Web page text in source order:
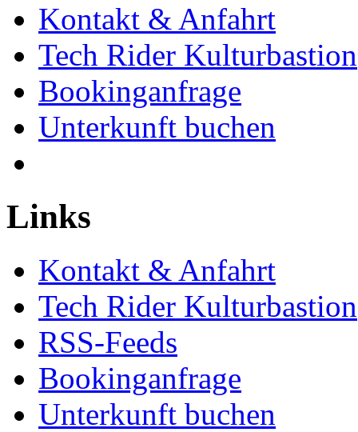
Kontakt & Anfahrt
Tech Rider Kulturbastion
Bookinganfrage
Unterkunft buchen
Links
Kontakt & Anfahrt
Tech Rider Kulturbastion
RSS-Feeds
Bookinganfrage
Unterkunft buchen